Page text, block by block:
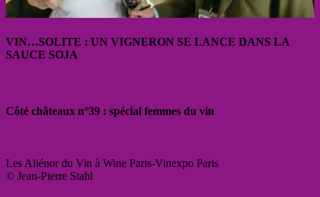
VIN…SOLITE : UN VIGNERON SE LANCE DANS LA
SAUCE SOJA
Côté châteaux n°39 : spécial femmes du vin
Les Aliénor du Vin à Wine Paris-Vinexpo Paris
© Jean-Pierre Stahl